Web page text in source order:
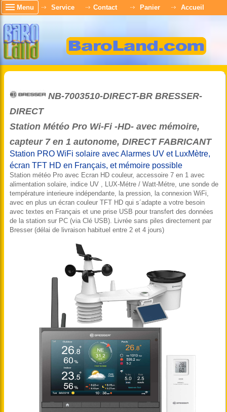
Menu Service Contact Panier Accueil
NB-7003510-DIRECT-BR BRESSER-
DIRECT
Station Météo Pro Wi-Fi -HD- avec mémoire,
capteur 7 en 1 autonome, DIRECT FABRICANT
Station PRO WiFi solaire avec Alarmes UV et LuxMètre,
écran TFT HD en Français, et mémoire possible
Station météo Pro avec Ecran HD couleur, accessoire 7 en 1 avec
alimentation solaire, indice UV , LUX-Métre / Watt-Métre, une sonde de
température interieure indépendante, la pression, la connexion WiFi,
avec en plus un écran couleur TFT HD qui s´adapte a votre besoin
avec textes en Français et une prise USB pour transfert des données
de la station sur PC (via Clé USB). Livrée sans piles directement par
Bresser (délai de livraison habituel entre 2 et 4 jours)